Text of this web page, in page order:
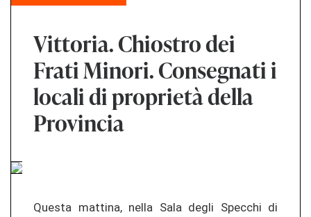
Vittoria. Chiostro dei
Frati Minori. Consegnati i
locali di proprietà della
Provincia
Questa mattina, nella Sala degli Specchi di